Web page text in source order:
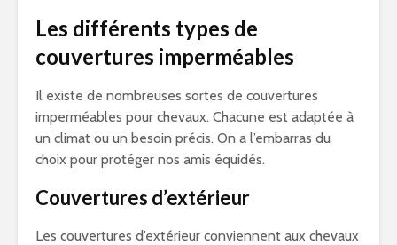
Les différents types de
couvertures imperméables
Il existe de nombreuses sortes de couvertures
imperméables pour chevaux. Chacune est adaptée à
un climat ou un besoin précis. On a l’embarras du
choix pour protéger nos amis équidés.
Couvertures d’extérieur
Les couvertures d’extérieur conviennent aux chevaux